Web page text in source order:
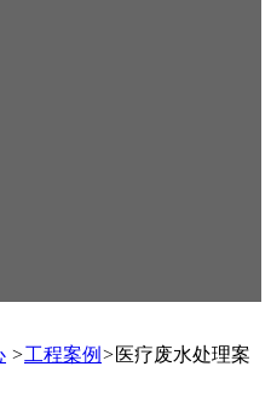
>工程案例 >医疗废水处理案